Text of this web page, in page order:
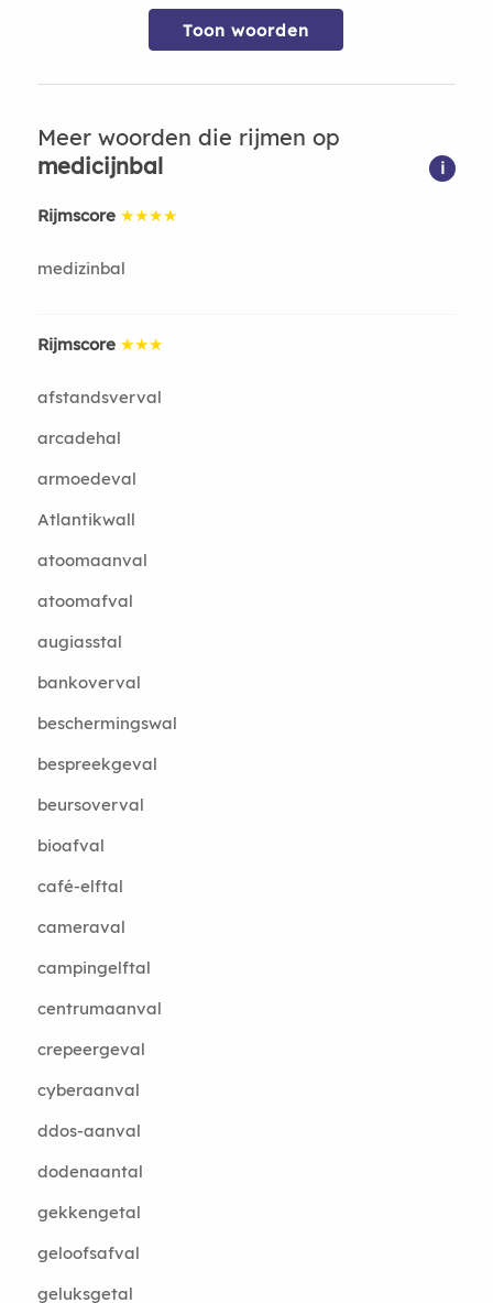
Toon woorden
Meer woorden die rijmen op
medicijnbal
i
Rijmscore ★★★★
medizinbal
Rijmscore ★★★
afstandsverval
arcadehal
armoedeval
Atlantikwall
atoomaanval
atoomafval
augiasstal
bankoverval
beschermingswal
bespreekgeval
beursoverval
bioafval
café-elftal
cameraval
campingelftal
centrumaanval
crepeergeval
cyberaanval
ddos-aanval
dodenaantal
gekkengetal
geloofsafval
geluksgetal